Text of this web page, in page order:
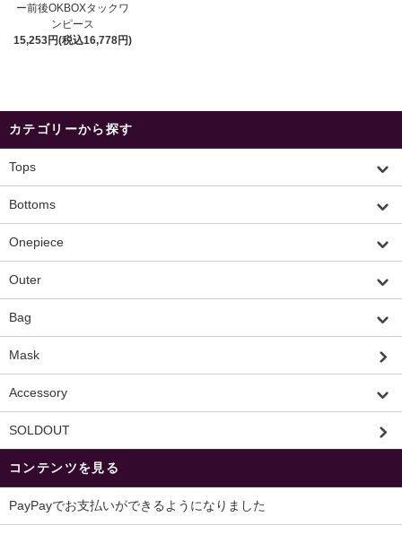
ー前後OKBOXタックワ
ンピース
15,253円(税込16,778円)
カテゴリーから探す
Tops
Bottoms
Onepiece
Outer
Bag
Mask
Accessory
SOLDOUT
コンテンツを見る
PayPayでお支払いができるようになりました